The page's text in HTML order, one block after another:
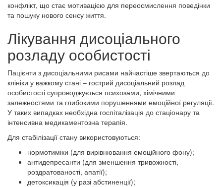
конфлікт, що стає мотивацією для переосмислення поведінки
та пошуку нового сенсу життя.
Лікування дисоціального
розладу особистості
Пацієнти з дисоціальними рисами найчастіше звертаються до
клініки у важкому стані – гострий дисоціальний розлад
особистості супроводжується психозами, хімічними
залежностями та глибокими порушеннями емоційної регуляції.
У таких випадках необхідна госпіталізація до стаціонару та
інтенсивна медикаментозна терапія.
Для стабілізації стану використовуються:
нормотиміки (для вирівнювання емоційного фону);
антидепресанти (для зменшення тривожності,
роздратованості, апатії);
детоксикація (у разі абстиненції);